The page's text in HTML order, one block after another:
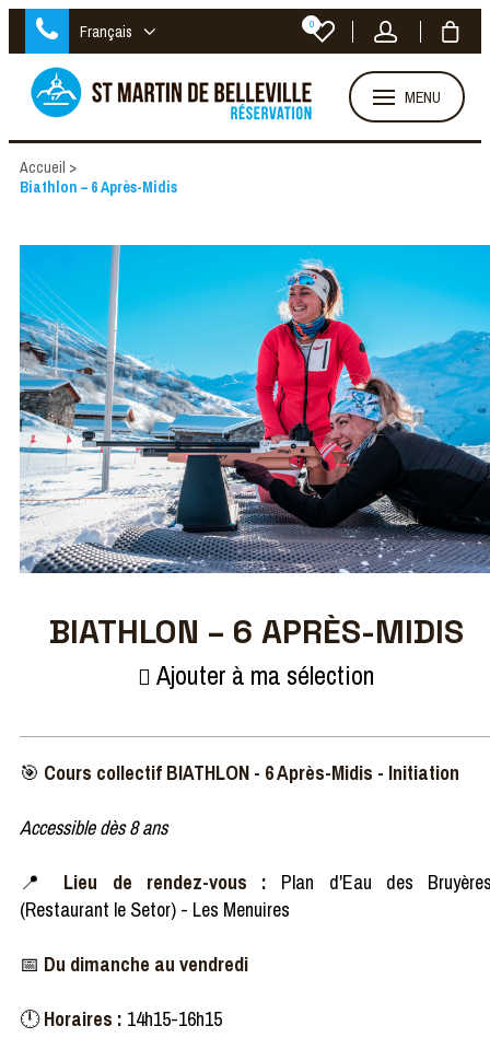
Français 0
MENU
Accueil >
Biathlon – 6 Après-Midis
BIATHLON – 6 APRÈS-MIDIS
Ajouter à ma sélection
🎯 Cours collectif BIATHLON - 6 Après-Midis - Initiation
Accessible dès 8 ans
📍
Lieu de rendez-vous : Plan d'Eau des
(Restaurant le Setor) - Les Menuires
📅 Du dimanche au vendredi
🕛​ Horaires : 14h15-16h15